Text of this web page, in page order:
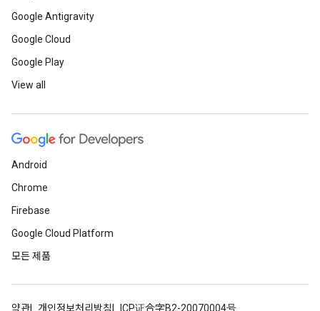
Google Antigravity
Google Cloud
Google Play
View all
Android
Chrome
Firebase
Google Cloud Platform
모든 제품
약관 개인정보처리방침 ICP证合字B2-20070004号